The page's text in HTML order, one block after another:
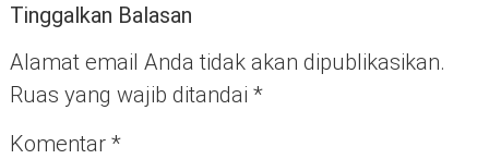
Tinggalkan Balasan
Alamat email Anda tidak akan dipublikasikan.
Ruas yang wajib ditandai *
Komentar *